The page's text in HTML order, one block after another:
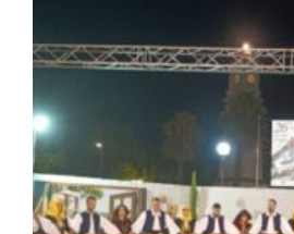
«Τραγουδάμε Καββαδία»:
Μουσικοποιητικό ταξίδι
Μακεδονία